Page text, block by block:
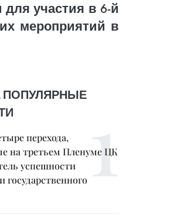
участия в 6-й
мероприятий в
перехода,
на третьем Пленуме ЦК
успешности
государственного